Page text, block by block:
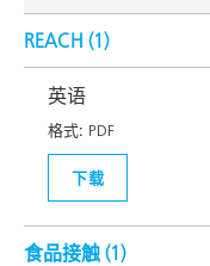
REACH (1)
英语
格式: PDF
下载
食品接触 (1)